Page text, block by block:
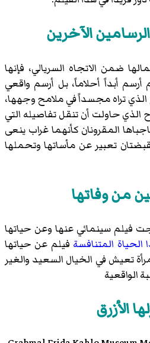
الآخرين
ضمن الاتجاه السريالي، فإنها
أرسم أبداً أحلاماً، بل أرسم واقعي
تراه مجسداً في ملامح وجهها،
حاولت أن تنقل تفاصيله التي
المقرونان كأنهما غراب ينعى
تعبير عن مأساتها وتحملها
من وفاتها
فيلم سينمائي عنها وعن حياتها
الحياة المتنافسة فيلم عن حياتها
تعيش في الخيال السعيد والغير
الواقعية
الأزرق